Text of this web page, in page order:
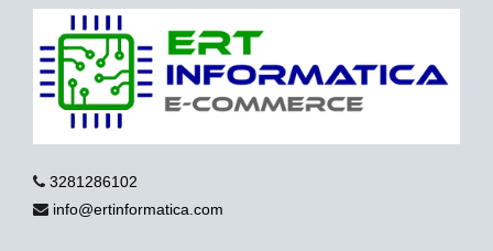
3281286102
info@ertinformatica.com